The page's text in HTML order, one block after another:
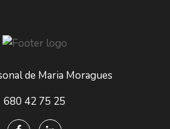
de Maria Moragues
680 42 75 25